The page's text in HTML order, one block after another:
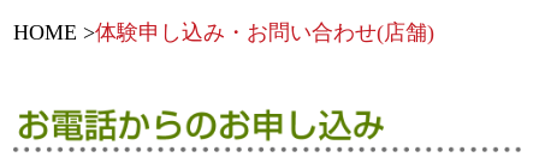
HOME 体験申し込み・お問い合わせ(店舗)